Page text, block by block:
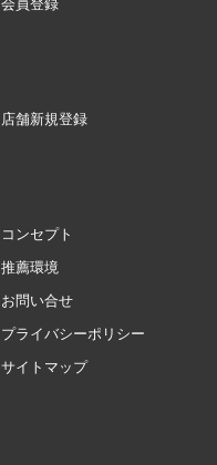
会員登録
店舗新規登録
コンセプト
推薦環境
お問い合せ
プライバシーポリシー
サイトマップ